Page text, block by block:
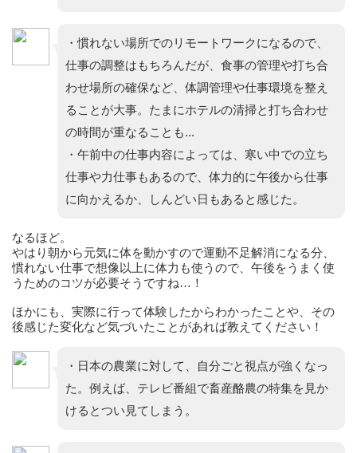
・慣れない場所でのリモートワークになるので、
仕事の調整はもちろんだが、食事の管理や打ち合
わせ場所の確保など、体調管理や仕事環境を整え
ることが大事。たまにホテルの清掃と打ち合わせ
の時間が重なることも...
・午前中の仕事内容によっては、寒い中での立ち
仕事や力仕事もあるので、体力的に午後から仕事
に向かえるか、しんどい日もあると感じた。
なるほど。
やはり朝から元気に体を動かすので運動不足解消になる分、
慣れない仕事で想像以上に体力も使うので、午後をうまく使
うためのコツが必要そうですね…！
ほかにも、実際に行って体験したからわかったことや、その
後感じた変化など気づいたことがあれば教えてください！
・日本の農業に対して、自分ごと視点が強くなっ
た。例えば、テレビ番組で畜産酪農の特集を見か
けるとつい見てしまう。